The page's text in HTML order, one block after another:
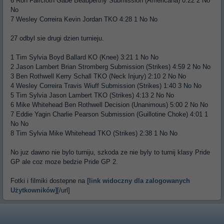
No
7 Wesley Correira Kevin Jordan TKO 4:28 1 No No
27 odbyl sie drugi dzien turnieju.
1 Tim Sylvia Boyd Ballard KO (Knee) 3:21 1 No No
2 Jason Lambert Brian Stromberg Submission (Strikes) 4:59 2 No No
3 Ben Rothwell Kerry Schall TKO (Neck Injury) 2:10 2 No No
4 Wesley Correira Travis Wiuff Submission (Strikes) 1:40 3 No No
5 Tim Sylvia Jason Lambert TKO (Strikes) 4:13 2 No No
6 Mike Whitehead Ben Rothwell Decision (Unanimous) 5:00 2 No No
7 Eddie Yagin Charlie Pearson Submission (Guillotine Choke) 4:01 1
No No
8 Tim Sylvia Mike Whitehead TKO (Strikes) 2:38 1 No No
No juz dawno nie bylo turniju, szkoda ze nie byly to turnij klasy Pride
GP ale coz moze bedzie Pride GP 2.
Fotki i filmiki dostepne na [link widoczny dla zalogowanych
Użytkowników] [/url]